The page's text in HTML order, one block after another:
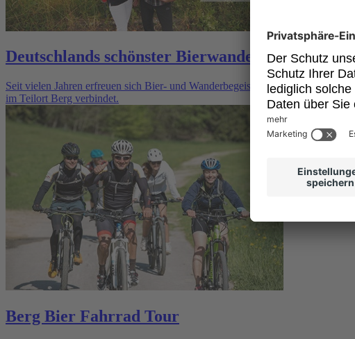
Deutschlands schönster Bierwanderweg
Seit vielen Jahren erfreuen sich Bier- und Wanderbegeisterte am
im Teilort Berg verbindet.
Berg Bier Fahrrad Tour